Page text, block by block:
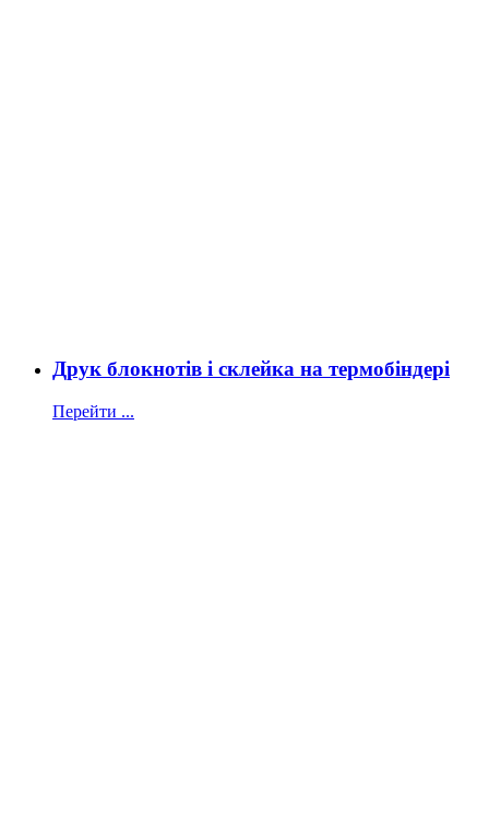
Друк блокнотів і склейка на термобіндері
Перейти ...